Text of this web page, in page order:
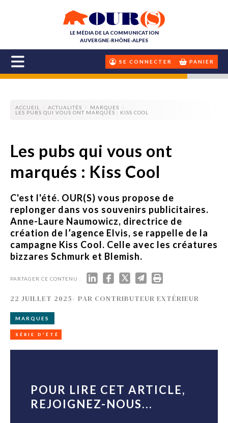
LE MÉDIA DE LA COMMUNICATION
AUVERGNE-RHÔNE-ALPES
SE CONNECTER PANIER
ACCUEIL ACTUALITÉS
MARQUES
LES PUBS QUI VOUS ONT MARQUÉS : KISS COOL
Les pubs qui vous ont
marqués : Kiss Cool
C'est l'été. OUR(S) vous propose de
replonger dans vos souvenirs publicitaires.
Anne-Laure Naumowicz, directrice de
création de l’agence Elvis, se rappelle de la
campagne Kiss Cool. Celle avec les créatures
bizzares Schmurk et Blemish.
PARTAGER CE CONTENU :
22 JUILLET 2025- PAR CONTRIBUTEUR EXTÉRIEUR
MARQUES
SÉRIE D'ÉTÉ
POUR LIRE CET ARTICLE,
REJOIGNEZ-NOUS...